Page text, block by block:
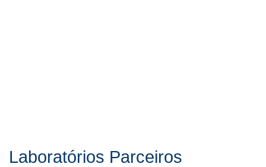
Laboratórios Parceiros